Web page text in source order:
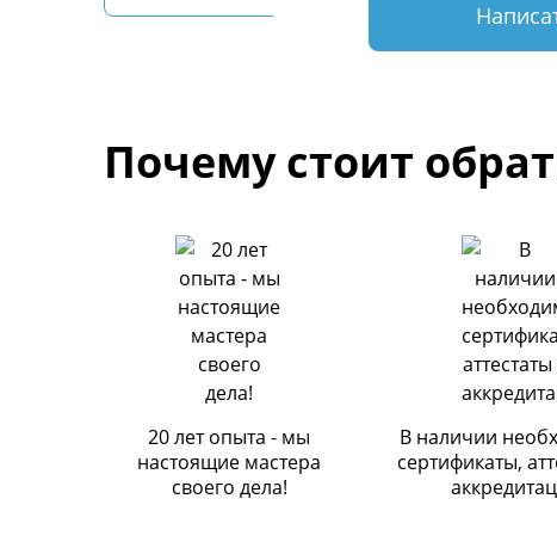
Почему стоит
20 лет опыта - мы
настоящие мастера
своего дела!
В наличии
сертификаты,